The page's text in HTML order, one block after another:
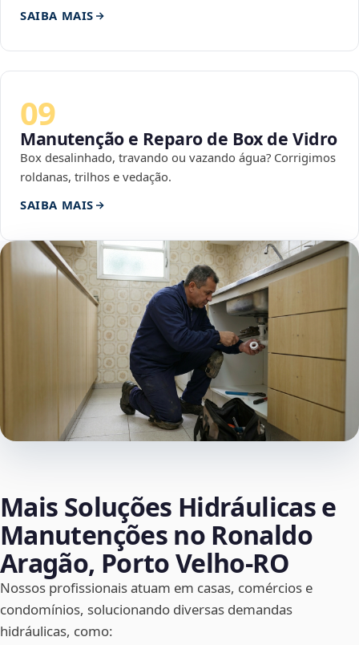
SAIBA MAIS
09
Manutenção e Reparo de Box de Vidro
Box desalinhado, travando ou vazando água? Corrigimos
roldanas, trilhos e vedação.
SAIBA MAIS
Mais Soluções Hidráulicas e
Manutenções no Ronaldo
Aragão, Porto Velho‑RO
Nossos profissionais atuam em casas, comércios e
condomínios, solucionando diversas demandas
hidráulicas, como: